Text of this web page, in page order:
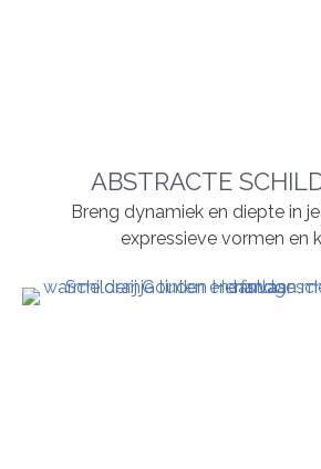
ABSTRACTE
Breng dynamiek en diepte in
expressieve vormen en